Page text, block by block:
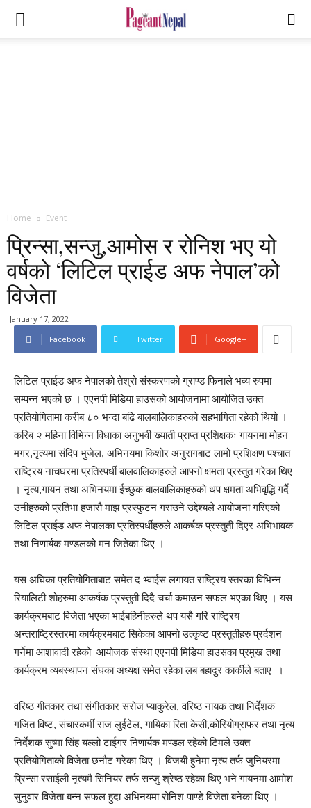
Home Event
प्रिन्सा,सन्जु,आमोस र रोनिश भए यो
वर्षको ‘लिटिल प्राईड अफ नेपाल’को
विजेता
January 17, 2022
Facebook
Twitter Google+
लिटिल प्राईड अफ नेपालको तेश्रो संस्करणको ग्राण्ड फिनाले भव्य रुपमा
सम्पन्न भएको छ । एएनपी मिडिया हाउसको आयोजनामा आयोजित उक्त
प्रतियोगितामा करीब ८० भन्दा बढि बालबालिकाहरुको सहभागिता रहेको थियो ।
करिब २ महिना विभिन्न विधाका अनुभवी ख्याती प्राप्त प्रशिक्षकः गायनमा मोहन
मगर,नृत्यमा संदिप भुजेल, अभिनयमा किशोर अनुरागबाट लामो प्रशिक्षण पश्चात
राष्ट्रिय नाचघरमा प्रतिस्पर्धी बालवालिकाहरुले आफ्नो क्षमता प्रस्तुत गरेका थिए
। नृत्य,गायन तथा अभिनयमा ईच्छुक बालवालिकाहरुको थप क्षमता अभिवृद्धि गर्दै
उनीहरुको प्रतिभा हजारौ माझ प्रस्फुटन गराउने उद्देश्यले आयोजना गरिएको
लिटिल प्राईड अफ नेपालका प्रतिस्पर्धीहरुले आकर्षक प्रस्तुती दिएर अभिभावक
तथा निणार्यक मण्डलको मन जितेका थिए ।
यस अघिका प्रतियोगिताबाट समेत द भ्वाईस लगायत राष्ट्रिय स्तरका विभिन्न
रियालिटी शोहरुमा आकर्षक प्रस्तुती दिदै चर्चा कमाउन सफल भएका थिए । यस
कार्यक्रमबाट विजेता भएका भाईबहिनीहरुले थप यसै गरि राष्ट्रिय
अन्तराष्ट्रिस्तरमा कार्यक्रमबाट सिकेका आफ्नो उत्कृष्ट प्रस्तुतीहरु प्रर्दशन
गर्नेमा आशावादी रहेको आयोजक संस्था एएनपी मिडिया हाउसका प्रमुख तथा
कार्यक्रम व्यबस्थापन संघका अध्यक्ष समेत रहेका लब बहादुर कार्कीले बताए ।
वरिष्ठ गीतकार तथा संगीतकार सरोज प्याकुरेल, वरिष्ठ नायक तथा निर्देशक
गजित विष्ट, संचारकर्मी राज लुईटेल, गायिका रिता केसी,कोरियोग्राफर तथा नृत्य
निर्देशक सुष्मा सिंह यल्लो टाईगर निणार्यक मण्डल रहेको टिमले उक्त
प्रतियोगिताको विजेता छनौट गरेका थिए । विजयी हुनेमा नृत्य तर्फ जुनियरमा
प्रिन्सा रसाईली नृत्यमै सिनियर तर्फ सन्जु श्रेष्ठ रहेका थिए भने गायनमा आमोश
सुनुवार विजेता बन्न सफल हुदा अभिनयमा रोनिश पाण्डे विजेता बनेका थिए ।